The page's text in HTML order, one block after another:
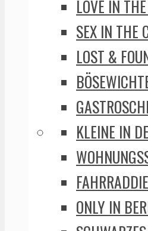
LOVE IN
SEX IN THE
LOST &
KLEINE IN
ONLY IN